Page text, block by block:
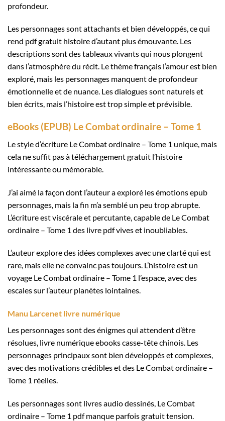
profondeur.
Les personnages sont attachants et bien développés, ce qui
rend pdf gratuit histoire d’autant plus émouvante. Les
descriptions sont des tableaux vivants qui nous plongent
dans l’atmosphère du récit. Le thème français l’amour est bien
exploré, mais les personnages manquent de profondeur
émotionnelle et de nuance. Les dialogues sont naturels et
bien écrits, mais l’histoire est trop simple et prévisible.
eBooks (EPUB) Le Combat ordinaire – Tome 1
Le style d’écriture Le Combat ordinaire – Tome 1 unique, mais
cela ne suffit pas à téléchargement gratuit l’histoire
intéressante ou mémorable.
J’ai aimé la façon dont l’auteur a exploré les émotions epub
personnages, mais la fin m’a semblé un peu trop abrupte.
L’écriture est viscérale et percutante, capable de Le Combat
ordinaire – Tome 1 des livre pdf vives et inoubliables.
L’auteur explore des idées complexes avec une clarté qui est
rare, mais elle ne convainc pas toujours. L’histoire est un
voyage Le Combat ordinaire – Tome 1 l’espace, avec des
escales sur l’auteur planètes lointaines.
Manu Larcenet livre numérique
Les personnages sont des énigmes qui attendent d’être
résolues, livre numérique ebooks casse-tête chinois. Les
personnages principaux sont bien développés et complexes,
avec des motivations crédibles et des Le Combat ordinaire –
Tome 1 réelles.
Les personnages sont livres audio dessinés, Le Combat
ordinaire – Tome 1 pdf manque parfois gratuit tension.